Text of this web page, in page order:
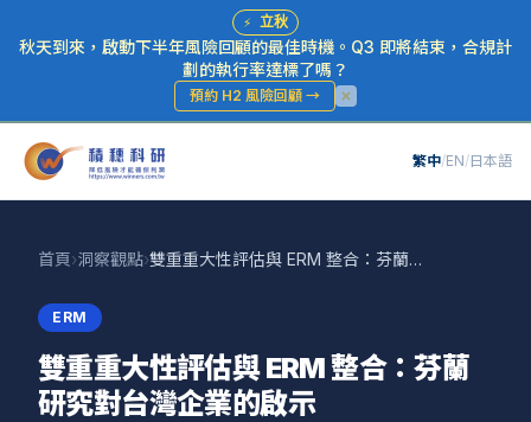
⚡ 立秋
秋天到來，啟動下半年風險回顧的最佳時機。Q3 即將結束，合規計
劃的執行率達標了嗎？
預約 H2 風險回顧 →
繁中/EN/日本語
首頁›洞察觀點› 雙重重大性評估與 ERM 整合：芬蘭研究對台灣企業的啟示
ERM
雙重重大性評估與 ERM 整合：芬蘭
研究對台灣企業的啟示